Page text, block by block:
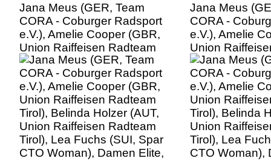
Jana Meus (GER, Team
CORA - Coburger Radsport
e.V.), Amelie Cooper (GBR,
Union Raiffeisen Radteam
Tirol), Belinda Holzer (AUT,
Union Raiffeisen Radteam
Tirol), Lea Fuchs (SUI, Spar
CTO Woman), Damen Elite,
U23, Cycling League Austria
Radliga, Mühlviertler
Hügelwelt Classic Elite
Damen, Königswiesen, OÖ
Jana Meus
CORA -
e.V.), Amelie
Union
Tirol), Belinda
Union
Tirol), Lea
CTO Woman),
U23, Cycling
Radliga,
Hügelwelt
Damen,